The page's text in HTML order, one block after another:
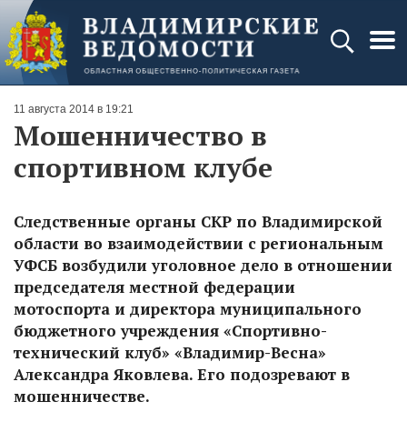
11 августа 2014 в 19:21
Мошенничество в
спортивном клубе
Следственные органы СКР по Владимирской
области во взаимодействии с региональным
УФСБ возбудили уголовное дело в отношении
председателя местной федерации
мотоспорта и директора муниципального
бюджетного учреждения «Спортивно-
технический клуб» «Владимир-Весна»
Александра Яковлева. Его подозревают в
мошенничестве.